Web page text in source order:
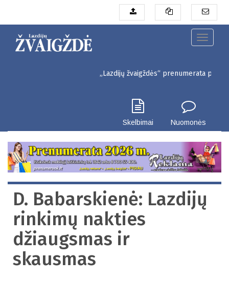
pagrindinį
Toggle
„Lazdijų žvaigždės“ prenumerata pigiau.
Skelbimai Nuomonės
D. Babarskienė: Lazdijų
rinkimų nakties
džiaugsmas ir
skausmas